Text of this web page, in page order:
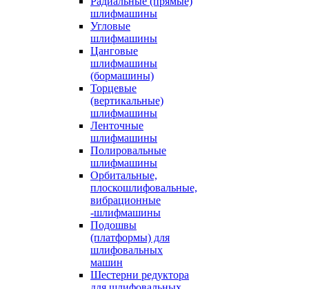
шлифмашины
Угловые
шлифмашины
Цанговые
шлифмашины
(бормашины)
Торцевые
(вертикальные)
шлифмашины
Ленточные
шлифмашины
Полировальные
шлифмашины
Орбитальные,
плоскошлифовальные,
вибрационные
-шлифмашины
Подошвы
(платформы) для
шлифовальных
машин
Шестерни редуктора